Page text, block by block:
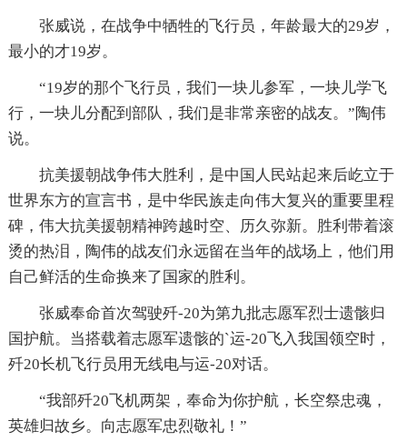
张威说，在战争中牺牲的飞行员，年龄最大的29岁，
最小的才19岁。
“19岁的那个飞行员，我们一块儿参军，一块儿学飞
行，一块儿分配到部队，我们是非常亲密的战友。”陶伟
说。
抗美援朝战争伟大胜利，是中国人民站起来后屹立于
世界东方的宣言书，是中华民族走向伟大复兴的重要里程
碑，伟大抗美援朝精神跨越时空、历久弥新。胜利带着滚
烫的热泪，陶伟的战友们永远留在当年的战场上，他们用
自己鲜活的生命换来了国家的胜利。
张威奉命首次驾驶歼-20为第九批志愿军烈士遗骸归
国护航。当搭载着志愿军遗骸的`运-20飞入我国领空时，
歼20长机飞行员用无线电与运-20对话。
“我部歼20飞机两架，奉命为你护航，长空祭忠魂，
英雄归故乡。向志愿军忠烈敬礼！”